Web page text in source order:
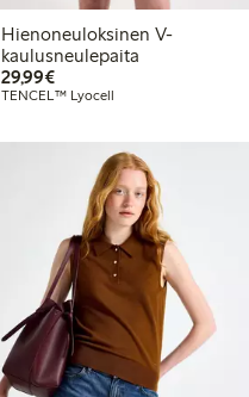
Hienoneuloksinen V-
kaulusneulepaita
29,99€29,99 €
TENCEL™ Lyocell